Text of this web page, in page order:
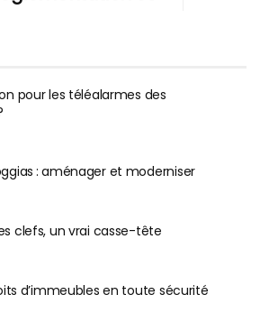
pour les téléalarmes des
: aménager et moderniser
clefs, un vrai casse-tête
d’immeubles en toute sécurité